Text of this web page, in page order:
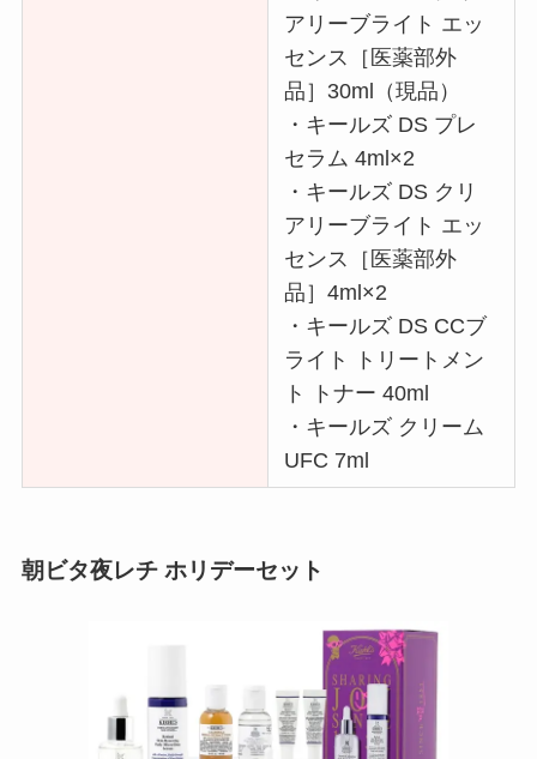
アリーブライト エッ
センス［医薬部外
品］30ml（現品）
・キールズ DS プレ
セラム 4ml×2
・キールズ DS クリ
アリーブライト エッ
センス［医薬部外
品］4ml×2
・キールズ DS CCブ
ライト トリートメン
ト トナー 40ml
・キールズ クリーム
UFC 7ml
朝ビタ夜レチ ホリデーセット